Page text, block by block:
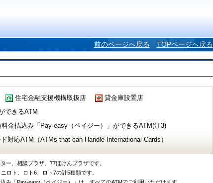
前のページへ戻る TOPページへ戻る
住宅金融支援機構取扱店
貸金庫設置店
できるATM
金払込み「Pay-easy（ペイジー）」ができるATM(注3)
対応ATM（ATMs that can Handle International Cards）
ー、相談プラザ、77ほけんプラザです。
ロト、ロト6、ロト7の計5種類です。